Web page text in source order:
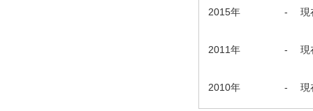
2015年 - 現
2011年 - 現
2010年 - 現